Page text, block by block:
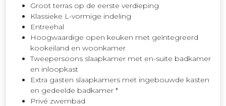
Groot terras op de eerste verdieping
Klassieke L-vormige indeling
Entreehal
Hoogwaardige open keuken met geïntegreerd
kookeiland en woonkamer
Tweepersoons slaapkamer met en-suite badkamer
en inloopkast
Extra gasten slaapkamers met ingebouwde kasten
en gedeelde badkamer *
Privé zwembad